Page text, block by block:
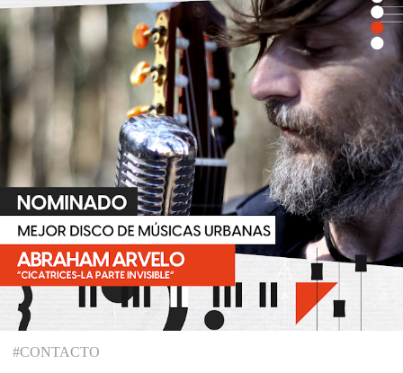
#CONTACTO